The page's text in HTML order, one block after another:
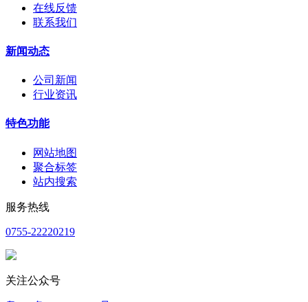
在线反馈
联系我们
新闻动态
公司新闻
行业资讯
特色功能
网站地图
聚合标签
站内搜索
服务热线
0755-22220219
关注公众号